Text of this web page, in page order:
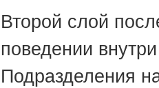
Второй слой
поведении
Подразделения